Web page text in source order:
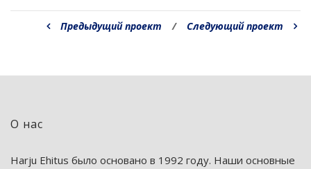
Предыдущий проект / Следующий проект
О нас
Harju Ehitus было основано в 1992 году. Наши основные